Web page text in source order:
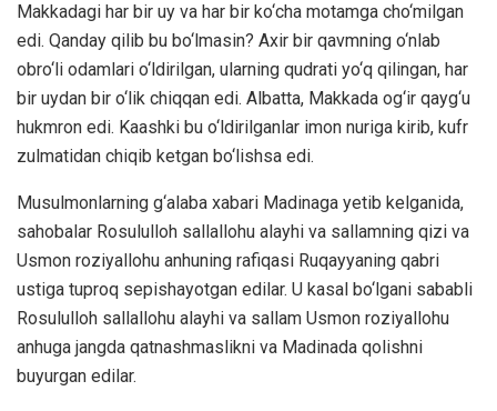
Makkadagi har bir uy va har bir ko‘cha motamga cho‘milgan
edi. Qanday qilib bu bo‘lmasin? Axir bir qavmning o‘nlab
obro‘li odamlari o‘ldirilgan, ularning qudrati yo‘q qilingan, har
bir uydan bir o‘lik chiqqan edi. Albatta, Makkada og‘ir qayg‘u
hukmron edi. Kaashki bu o‘ldirilganlar imon nuriga kirib, kufr
zulmatidan chiqib ketgan bo‘lishsa edi.
Musulmonlarning g‘alaba xabari Madinaga yetib kelganida,
sahobalar Rosululloh sallallohu alayhi va sallamning qizi va
Usmon roziyallohu anhuning rafiqasi Ruqayyaning qabri
ustiga tuproq sepishayotgan edilar. U kasal bo‘lgani sababli
Rosululloh sallallohu alayhi va sallam Usmon roziyallohu
anhuga jangda qatnashmaslikni va Madinada qolishni
buyurgan edilar.